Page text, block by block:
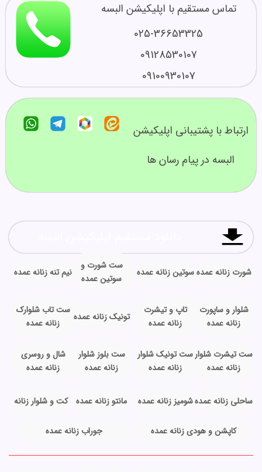
تماس مستقیم با اپلیکیشن البسه
025-36653325
09128530107
09100930107
ارتباط با پشتیبانی اپلیکیشن
البسه در پیام رسان ها
شورت زنانه عمده سوتین زنانه عمده
ست شورت و
سوتین عمده
نیم تنه زنانه عمده
شلوار و ساپورت
زنانه عمده
تاپ و تیشرت
زنانه عمده
تونیک زنانه عمده
ست تاب شلوارک
زنانه عمده
ست تیشرت شلوار
زنانه عمده
ست تونیک شلوار
زنانه عمده
ست بلوز شلوار
زنانه عمده
شال و روسری
زنانه عمده
ساحلی زنانه عمدهشومیز زنانه عمده مانتو زنانه عمده کت و شلوار زنانه
کاپشن و هودی زنانه عمده جوراب زنانه عمده